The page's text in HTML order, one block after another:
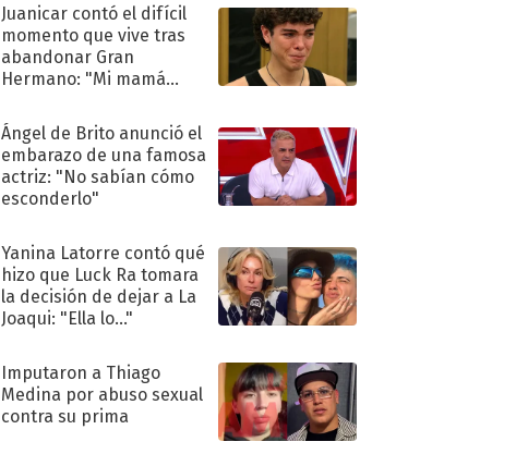
Juanicar contó el difícil
momento que vive tras
abandonar Gran
Hermano: "Mi mamá
Ángel de Brito anunció el
embarazo de una famosa
actriz: "No sabían cómo
esconderlo"
Yanina Latorre contó qué
hizo que Luck Ra tomara
la decisión de dejar a La
Joaqui: "Ella lo..."
Imputaron a Thiago
Medina por abuso sexual
contra su prima